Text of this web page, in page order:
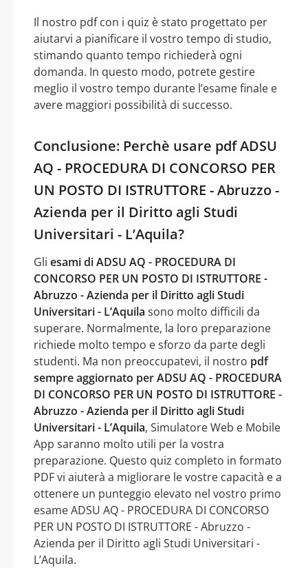
Il nostro pdf con i quiz è stato progettato per
aiutarvi a pianificare il vostro tempo di studio,
stimando quanto tempo richiederà ogni
domanda. In questo modo, potrete gestire
meglio il vostro tempo durante l’esame finale e
avere maggiori possibilità di successo.
Conclusione: Perchè usare pdf ADSU
AQ - PROCEDURA DI CONCORSO PER
UN POSTO DI ISTRUTTORE - Abruzzo -
Azienda per il Diritto agli Studi
Universitari - L’Aquila?
Gli esami di ADSU AQ - PROCEDURA DI
CONCORSO PER UN POSTO DI ISTRUTTORE -
Abruzzo - Azienda per il Diritto agli Studi
Universitari - L’Aquila sono molto difficili da
superare. Normalmente, la loro preparazione
richiede molto tempo e sforzo da parte degli
studenti. Ma non preoccupatevi, il nostro pdf
sempre aggiornato per ADSU AQ - PROCEDURA
DI CONCORSO PER UN POSTO DI ISTRUTTORE -
Abruzzo - Azienda per il Diritto agli Studi
Universitari - L’Aquila, Simulatore Web e Mobile
App saranno molto utili per la vostra
preparazione. Questo quiz completo in formato
PDF vi aiuterà a migliorare le vostre capacità e a
ottenere un punteggio elevato nel vostro primo
esame ADSU AQ - PROCEDURA DI CONCORSO
PER UN POSTO DI ISTRUTTORE - Abruzzo -
Azienda per il Diritto agli Studi Universitari -
L’Aquila.